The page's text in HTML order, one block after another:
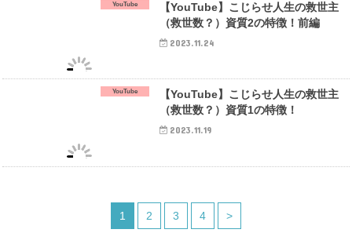
YouTube
【YouTube】こじらせ人生の救世主
（救世数？）資質2の特徴！前編
2023.11.24
YouTube
【YouTube】こじらせ人生の救世主
（救世数？）資質1の特徴！
2023.11.19
1 2 3 4 >